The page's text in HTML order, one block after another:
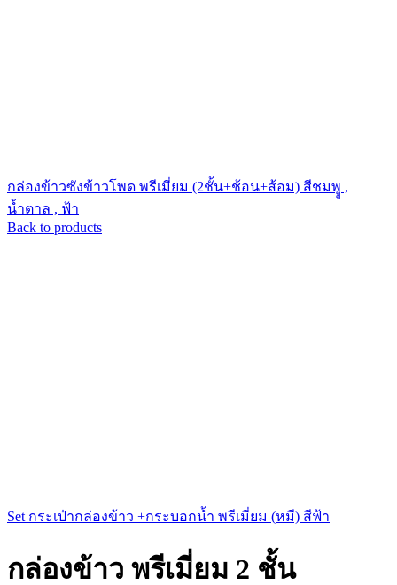
กล่องข้าวซังข้าวโพด พรีเมี่ยม (2ชั้น+ช้อน+ส้อม) สีชมพูู ,
น้ำตาล , ฟ้า
Back to products
Set กระเป๋ากล่องข้าว +กระบอกน้ำ พรีเมี่ยม (หมี) สีฟ้า
กล่องข้าว พรีเมี่ยม 2 ชั้น